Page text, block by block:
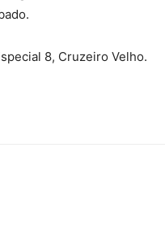
8, Cruzeiro Velho.